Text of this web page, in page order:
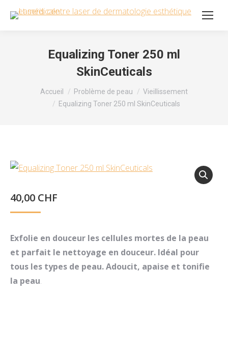
Equalizing Toner 250 ml
SkinCeuticals
Vous êtes ici :
Accueil Problème de peau
Vieillissement
Equalizing Toner 250 ml SkinCeuticals
40,00 CHF
Exfolie en douceur les cellules mortes de la peau
et parfait le nettoyage en douceur. Idéal pour
tous les types de peau. Adoucit, apaise et tonifie
la peau.